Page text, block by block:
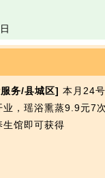
务/县城区] 本月24
业，瑶浴熏蒸9.9元7
生馆即可获得